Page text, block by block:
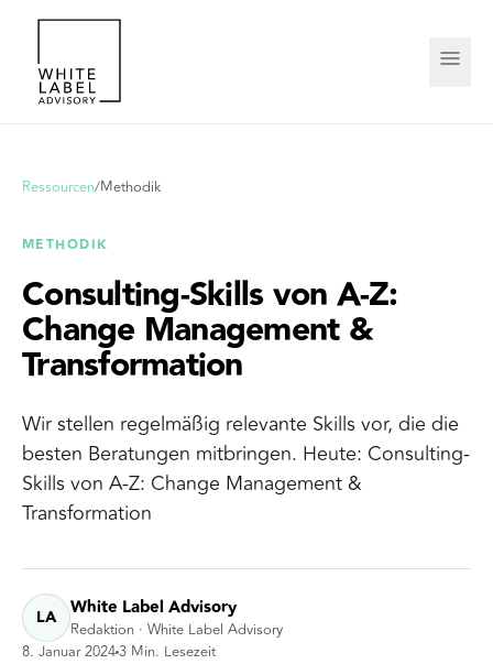
Ressourcen/Methodik
METHODIK
Consulting-Skills von A-Z:
Change Management &
Transformation
Wir stellen regelmäßig relevante Skills vor, die die
besten Beratungen mitbringen. Heute: Consulting-
Skills von A-Z: Change Management &
Transformation
LA White Label Advisory
Redaktion · White Label Advisory
8. Januar 20243 Min. Lesezeit